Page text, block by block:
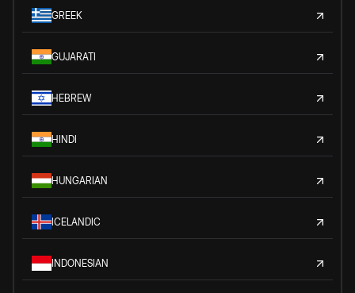
GREEK
GUJARATI
HEBREW
HINDI
HUNGARIAN
ICELANDIC
INDONESIAN